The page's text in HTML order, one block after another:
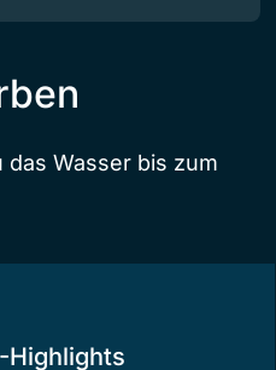
Wasser bis zum
Highlights